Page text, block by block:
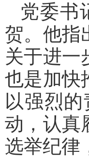
党委书
贺。他指
关于进一
也是加快
以强烈
动，认真
选举纪律